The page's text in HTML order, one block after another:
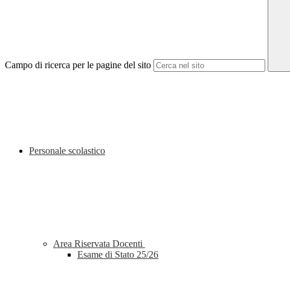
Campo di ricerca per le pagine del sito
Personale scolastico
Area Riservata Docenti
Esame di Stato 25/26